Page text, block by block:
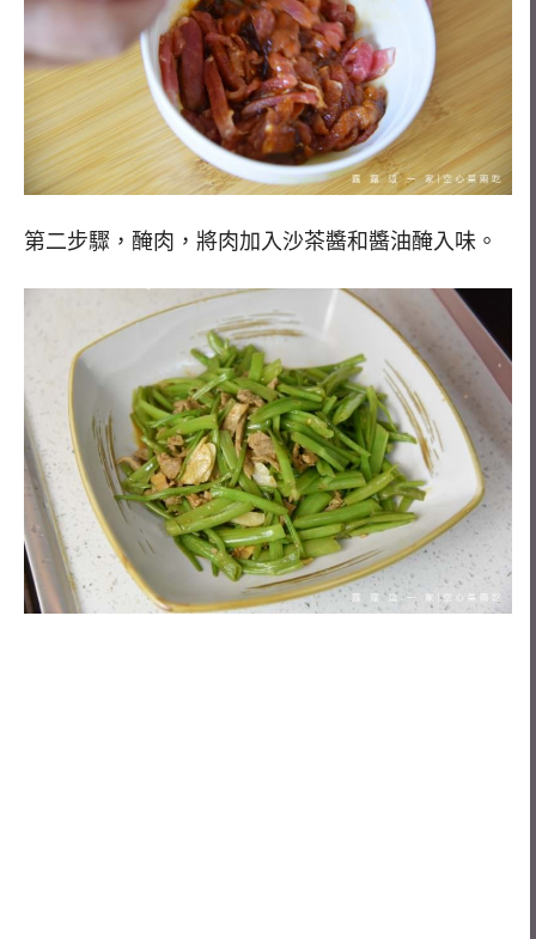
第二步驟，醃肉，將肉加入沙茶醬和醬油醃入味。